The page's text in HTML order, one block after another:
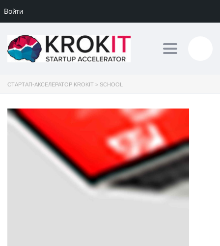
Войти
Toggle
СТАРТАП-АКСЕЛЕРАТОР KROKIT > SCHOOL